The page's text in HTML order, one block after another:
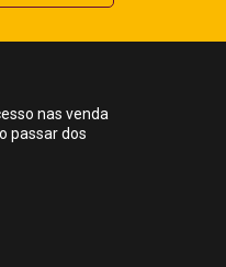
nas venda
passar dos